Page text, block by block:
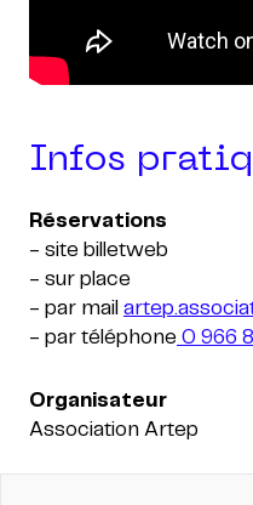
Infos
- site billetweb
- sur place
- par mail
- par téléphone 0 966
Organisateur
Association Artep